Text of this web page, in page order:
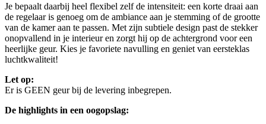
Je bepaalt daarbij heel flexibel zelf de intensiteit: een korte draai aan
de regelaar is genoeg om de ambiance aan je stemming of de grootte
van de kamer aan te passen. Met zijn subtiele design past de stekker
onopvallend in je interieur en zorgt hij op de achtergrond voor een
heerlijke geur. Kies je favoriete navulling en geniet van eersteklas
luchtkwaliteit!
Let op:
Er is GEEN geur bij de levering inbegrepen.
De highlights in een oogopslag: